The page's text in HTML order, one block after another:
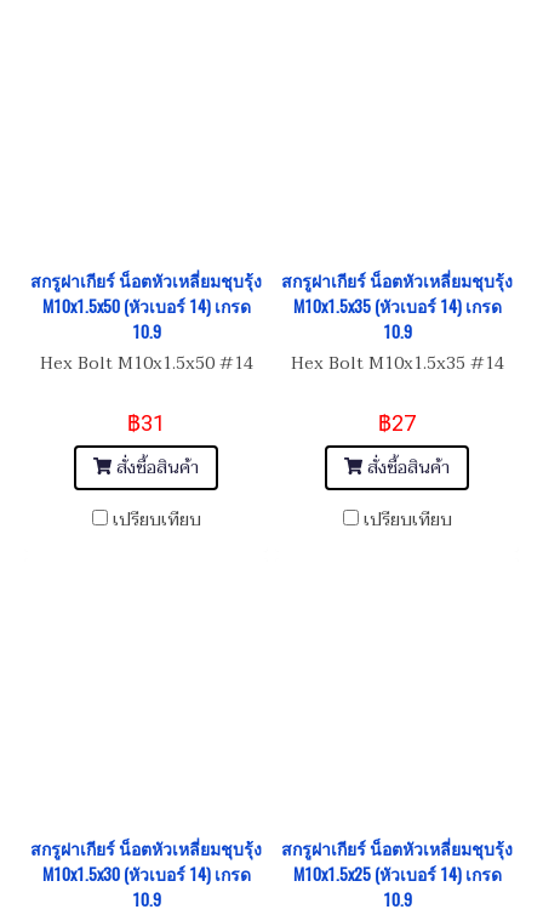
สกรูฝาเกียร์ น็อตหัวเหลี่ยมชุบรุ้ง
M10x1.5x50 (หัวเบอร์ 14) เกรด
10.9
Hex Bolt M10x1.5x50 #14
฿31
สั่งซื้อสินค้า
เปรียบเทียบ
สกรูฝาเกียร์ น็อตหัวเหลี่ยมชุบรุ้ง
M10x1.5x35 (หัวเบอร์ 14) เกรด
10.9
Hex Bolt M10x1.5x35 #14
฿27
สั่งซื้อสินค้า
เปรียบเทียบ
สกรูฝาเกียร์ น็อตหัวเหลี่ยมชุบรุ้ง
M10x1.5x30 (หัวเบอร์ 14) เกรด
10.9
สกรูฝาเกียร์ น็อตหัวเหลี่ยมชุบรุ้ง
M10x1.5x25 (หัวเบอร์ 14) เกรด
10.9